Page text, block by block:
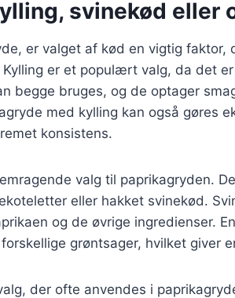
svinekød eller
er valget af kød en vigtig faktor,
er et populært valg, da det
begge bruges, og de optager
med kylling kan også gøres
konsistens.
valg til paprikagryden.
eller hakket svinekød.
og de øvrige ingredienser.
grøntsager, hvilket giver
der ofte anvendes i